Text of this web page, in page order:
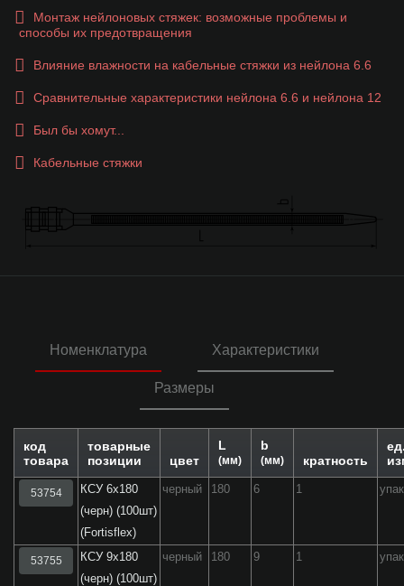
Монтаж нейлоновых стяжек: возможные проблемы и
способы их предотвращения
Влияние влажности на кабельные стяжки из нейлона 6.6
Сравнительные характеристики нейлона 6.6 и нейлона 12
Был бы хомут...
Кабельные стяжки
Номенклатура Характеристики
Размеры
код
товара
товарные
позиции
цвет
L
(мм)
b
(мм) кратность
53754
КСУ 6х180
(черн) (100шт)
(Fortisflex)
черный 180 6 1 упак
53755
КСУ 9х180
(черн) (100шт)
черный 180 9 1 упак